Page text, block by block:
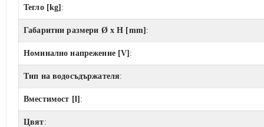
Тегло [kg]:
Габаритни размери Ø x H [mm]:
Номинално напрежение [V]:
Тип на водосъдържателя:
Вместимост [l]:
Цвят: